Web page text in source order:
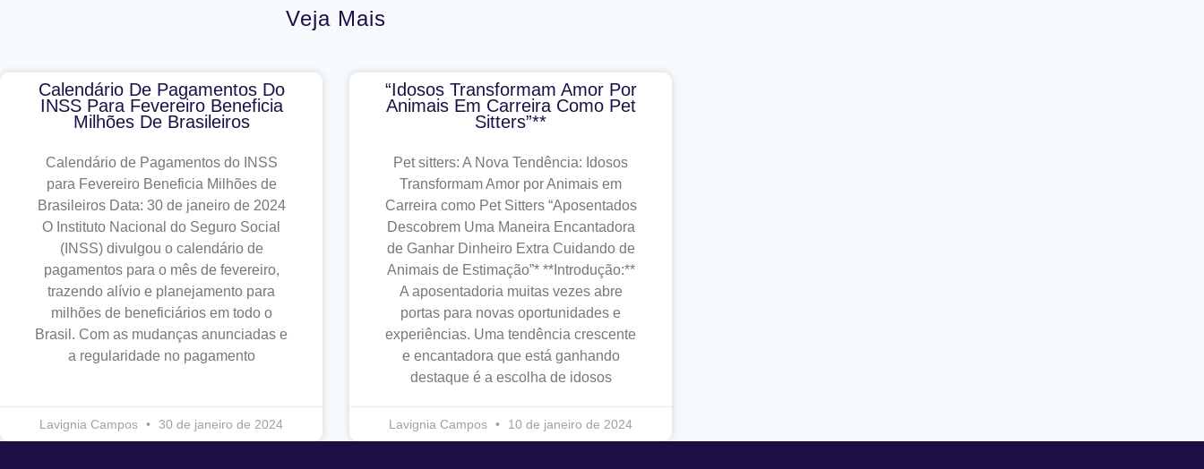
Veja Mais
Calendário De Pagamentos Do
INSS Para Fevereiro Beneficia
Milhões De Brasileiros
Calendário de Pagamentos do INSS
para Fevereiro Beneficia Milhões de
Brasileiros Data: 30 de janeiro de 2024
O Instituto Nacional do Seguro Social
(INSS) divulgou o calendário de
pagamentos para o mês de fevereiro,
trazendo alívio e planejamento para
milhões de beneficiários em todo o
Brasil. Com as mudanças anunciadas e
a regularidade no pagamento
Lavignia Campos 30 de janeiro de 2024
“Idosos Transformam Amor Por
Animais Em Carreira Como Pet
Sitters”**
Pet sitters: A Nova Tendência: Idosos
Transformam Amor por Animais em
Carreira como Pet Sitters “Aposentados
Descobrem Uma Maneira Encantadora
de Ganhar Dinheiro Extra Cuidando de
Animais de Estimação”* **Introdução:**
A aposentadoria muitas vezes abre
portas para novas oportunidades e
experiências. Uma tendência crescente
e encantadora que está ganhando
destaque é a escolha de idosos
Lavignia Campos 10 de janeiro de 2024